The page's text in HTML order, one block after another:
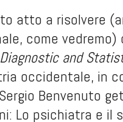
atto a risolvere
come
Diagnostic and
occidentale, in
Benvenuto
Lo psichiatra e il